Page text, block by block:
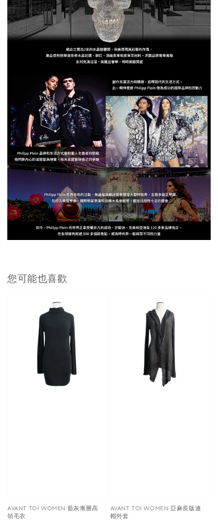
您可能也喜歡
AVANT TOI WOMEN 藍灰漸層高
領毛衣
AVANT TOI WOMEN 亞麻長版連
帽外套